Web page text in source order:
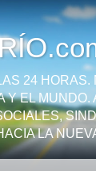
24 HORAS.
Y EL
LA